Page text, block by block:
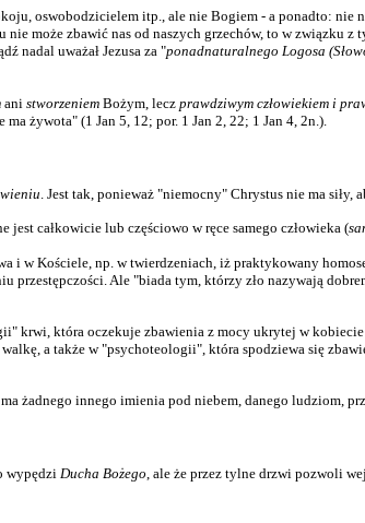
oswobodzicielem itp., ale nie Bogiem - a ponadto: nie
może zbawić nas od naszych grzechów, to w związku
nadal uważał Jezusa za "ponadnaturalnego Logosa
ani stworzeniemBożym, lecz prawdziwym człowiekiem i
żywota" (1 Jan 5, 12; por. 1 Jan 2, 22; 1 Jan 4, 2n.).
. Jest tak, ponieważ "niemocny" Chrystus nie ma siły,
całkowicie lub częściowo w ręce samego człowieka (
i w Kościele, np. w twierdzeniach, iż praktykowany
Ale "biada tym, którzy zło nazywają
która oczekuje zbawienia z mocy ukrytej w
a także w "psychoteologii", która spodziewa się
żadnego innego imienia pod niebem, danego ludziom,
wypędzi Ducha Bożego, ale że przez tylne drzwi pozwoli